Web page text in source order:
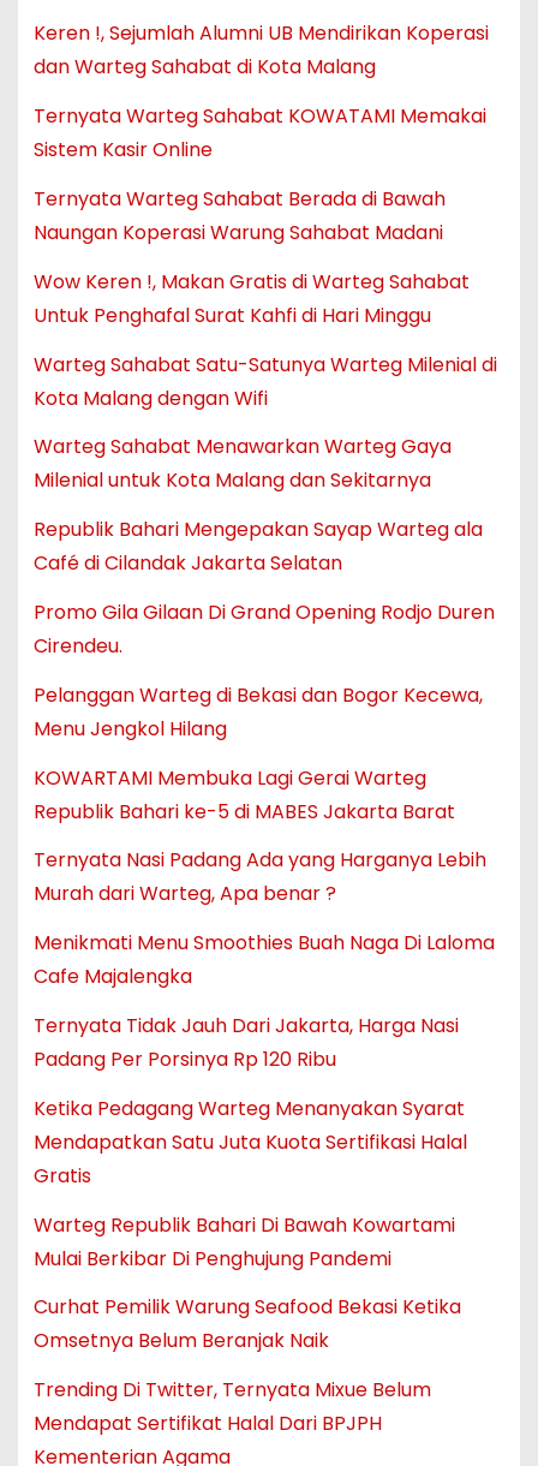
Keren !, Sejumlah Alumni UB Mendirikan Koperasi
dan Warteg Sahabat di Kota Malang
Ternyata Warteg Sahabat KOWATAMI Memakai
Sistem Kasir Online
Ternyata Warteg Sahabat Berada di Bawah
Naungan Koperasi Warung Sahabat Madani
Wow Keren !, Makan Gratis di Warteg Sahabat
Untuk Penghafal Surat Kahfi di Hari Minggu
Warteg Sahabat Satu-Satunya Warteg Milenial di
Kota Malang dengan Wifi
Warteg Sahabat Menawarkan Warteg Gaya
Milenial untuk Kota Malang dan Sekitarnya
Republik Bahari Mengepakan Sayap Warteg ala
Café di Cilandak Jakarta Selatan
Promo Gila Gilaan Di Grand Opening Rodjo Duren
Cirendeu.
Pelanggan Warteg di Bekasi dan Bogor Kecewa,
Menu Jengkol Hilang
KOWARTAMI Membuka Lagi Gerai Warteg
Republik Bahari ke-5 di MABES Jakarta Barat
Ternyata Nasi Padang Ada yang Harganya Lebih
Murah dari Warteg, Apa benar ?
Menikmati Menu Smoothies Buah Naga Di Laloma
Cafe Majalengka
Ternyata Tidak Jauh Dari Jakarta, Harga Nasi
Padang Per Porsinya Rp 120 Ribu
Ketika Pedagang Warteg Menanyakan Syarat
Mendapatkan Satu Juta Kuota Sertifikasi Halal
Gratis
Warteg Republik Bahari Di Bawah Kowartami
Mulai Berkibar Di Penghujung Pandemi
Curhat Pemilik Warung Seafood Bekasi Ketika
Omsetnya Belum Beranjak Naik
Trending Di Twitter, Ternyata Mixue Belum
Mendapat Sertifikat Halal Dari BPJPH
Kementerian Agama